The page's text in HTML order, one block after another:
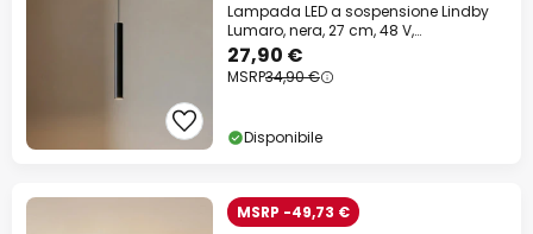
Lampada LED a sospensione Lindby
Lumaro, nera, 27 cm, 48 V,
dimmerabile
27,90 €
MSRP34,90 €
Disponibile
MSRP -49,73 €